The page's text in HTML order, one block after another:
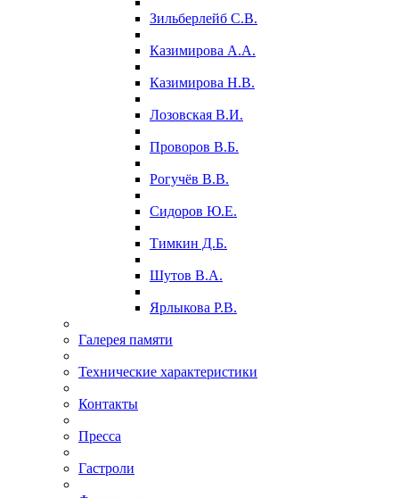
Зильберлейб С.В.
Казимирова А.А.
Казимирова Н.В.
Лозовская В.И.
Проворов В.Б.
Рогучёв В.В.
Сидоров Ю.Е.
Тимкин Д.Б.
Шутов В.А.
Ярлыкова Р.В.
Галерея памяти
Технические характеристики
Контакты
Пресса
Гастроли